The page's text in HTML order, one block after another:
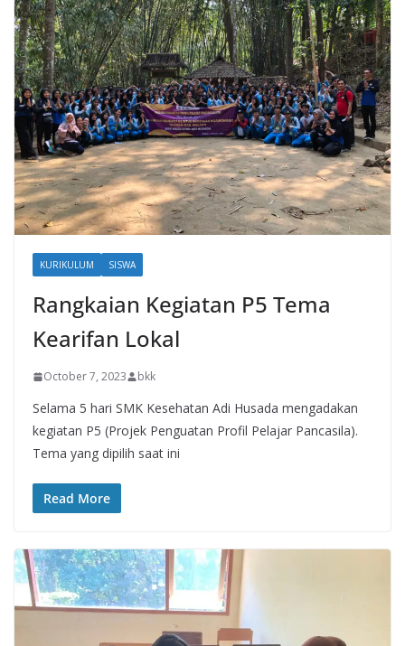
KURIKULUM SISWA
Rangkaian Kegiatan P5 Tema
Kearifan Lokal
October 7, 2023 bkk
Selama 5 hari SMK Kesehatan Adi Husada mengadakan
kegiatan P5 (Projek Penguatan Profil Pelajar Pancasila).
Tema yang dipilih saat ini
Read More